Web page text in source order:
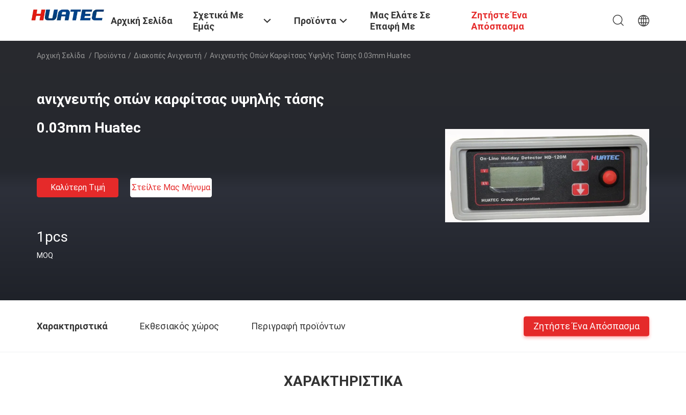
Αρχική Σελίδα
Σχετικά Με
Εμάς
Προϊόντα
Μας Ελάτε Σε
Επαφή Με
Ζητήστε Ένα
Απόσπασμα
Αρχική Σελίδα / Προϊόντα / Διακοπές Ανιχνευτή / Ανιχνευτής Οπών Καρφίτσας Υψηλής Τάσης 0.03mm Huatec
ανιχνευτής οπών καρφίτσας υψηλής τάσης
0.03mm Huatec
Καλύτερη Τιμή Στείλτε Μας Μήνυμα
1pcs
MOQ
Χαρακτηριστικά Εκθεσιακός χώρος Περιγραφή προϊόντων Ζητήστε Ένα Απόσπασμα
ΧΑΡΑΚΤΗΡΙΣΤΙΚΆ